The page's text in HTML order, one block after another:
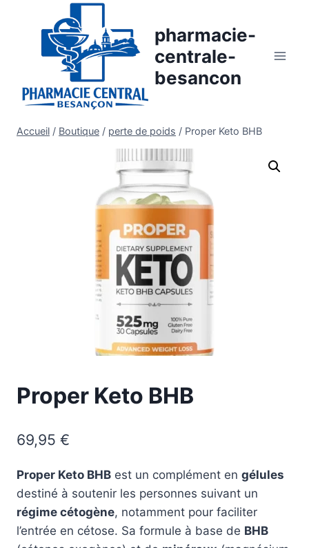
pharmacie-
centrale-
besancon
Accueil / Boutique / perte de poids / Proper Keto BHB
Proper Keto BHB
69,95 €
Proper Keto BHB est un complément en gélules
destiné à soutenir les personnes suivant un
régime cétogène, notamment pour faciliter
l’entrée en cétose. Sa formule à base de BHB